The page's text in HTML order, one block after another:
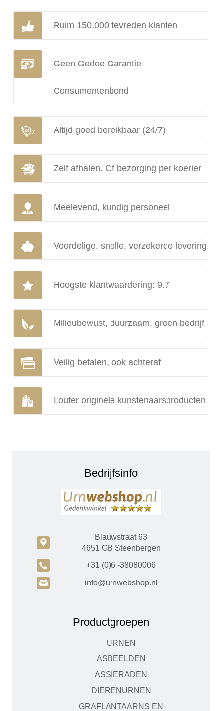
Ruim 150.000 tevreden klanten
Geen Gedoe Garantie
Consumentenbond
Altijd goed bereikbaar (24/7)
Zelf afhalen. Of bezorging per koerier
Meelevend, kundig personeel
Voordelige, snelle, verzekerde levering
Hoogste klantwaardering: 9.7
Milieubewust, duurzaam, groen bedrijf
Veilig betalen, ook achteraf
Louter originele kunstenaarsproducten
Bedrijfsinfo
c
Blauwstraat 63
4651 GB Steenbergen
A +31 (0)6 -38080006
H info@urnwebshop.nl
Productgroepen
URNEN
ASBEELDEN
ASSIERADEN
DIERENURNEN
GRAFLANTAARNS EN